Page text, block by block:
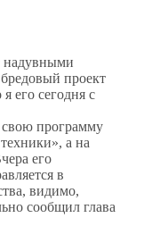
надувными
проект
его сегодня с
программу
а на
его
в
видимо,
сообщил глава